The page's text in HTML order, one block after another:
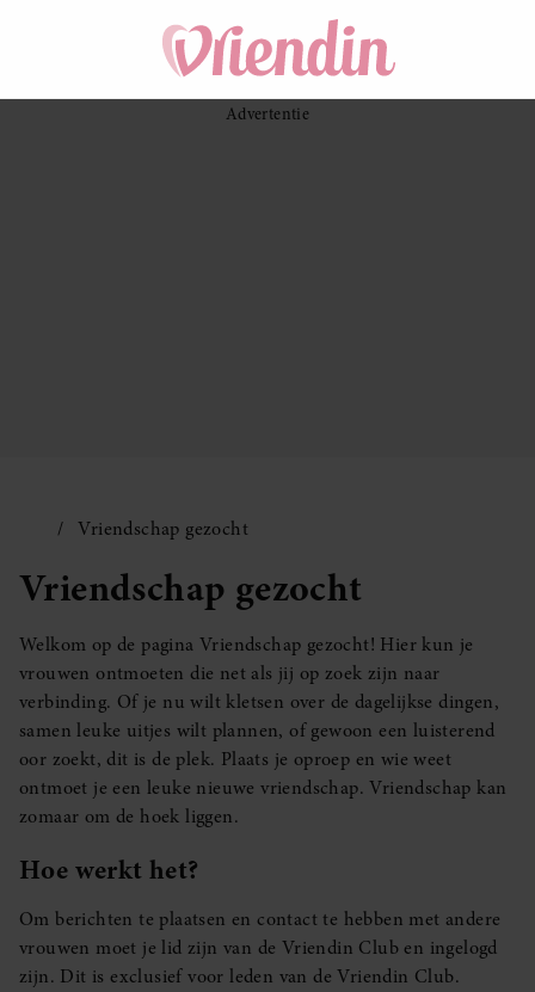
Vriendschap gezocht
Vriendschap gezocht
Welkom op de pagina Vriendschap gezocht! Hier kun je
vrouwen ontmoeten die net als jij op zoek zijn naar
verbinding. Of je nu wilt kletsen over de dagelijkse dingen,
samen leuke uitjes wilt plannen, of gewoon een luisterend
oor zoekt, dit is de plek. Plaats je oproep en wie weet
ontmoet je een leuke nieuwe vriendschap. Vriendschap kan
zomaar om de hoek liggen.
Hoe werkt het?
Om berichten te plaatsen en contact te hebben met andere
vrouwen moet je lid zijn van de Vriendin Club en ingelogd
zijn. Dit is exclusief voor leden van de Vriendin Club.